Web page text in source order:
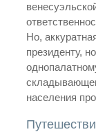
Но,
президенту,
населения